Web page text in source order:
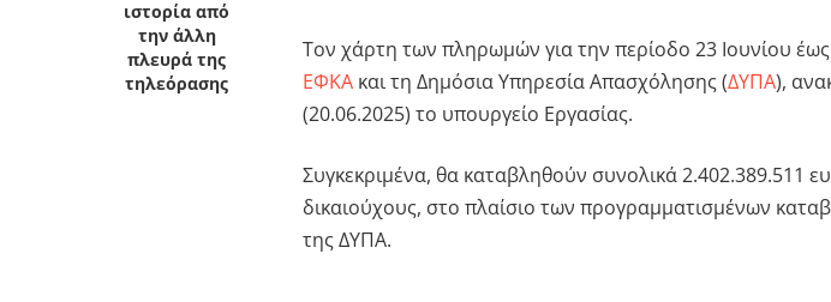
ιστορία από
την άλλη
πλευρά της
τηλεόρασης
Τον χάρτη των πληρωμών για την περίοδο 23 Ιουνίου
ΕΦΚΑ και τη Δημόσια Υπηρεσία Απασχόλησης (ΔΥΠΑ),
(20.06.2025) το υπουργείο Εργασίας.
Συγκεκριμένα, θα καταβληθούν συνολικά 2.402.389.511
δικαιούχους, στο πλαίσιο των προγραμματισμένων
της ΔΥΠΑ.